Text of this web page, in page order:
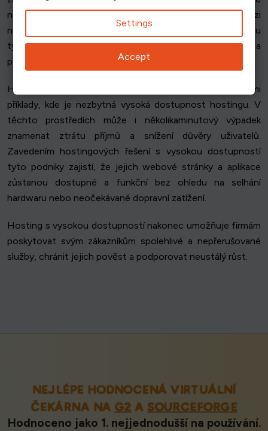
nárůsty uživatelské aktivity. Díky rozdělení provozu mezi
několik serverů a udržování redundantních systémů mohou
tyto platformy poskytovat bezproblémové streamování a
přístup k obsahu, a to i v době největšího využití.
Herní servery a platformy finančních služeb jsou dalšími
příklady, kde je nezbytná vysoká dostupnost hostingu. V
těchto prostředích může i několikaminutový výpadek
znamenat ztrátu příjmů a snížení důvěry uživatelů.
Zavedením hostingových řešení s vysokou dostupností
tyto podniky zajistí, že jejich webové stránky a aplikace
zůstanou dostupné a funkční bez ohledu na selhání
hardwaru nebo neočekávané dopravní zatížení.
Hosting s vysokou dostupností nakonec umožňuje firmám
poskytovat svým zákazníkům spolehlivé a nepřerušované
služby, chránit jejich pověst a podporovat neustálý růst.
NEJLÉPE HODNOCENÁ VIRTUÁLNÍ
ČEKÁRNA NAG2 A SOURCEFORGE
Hodnoceno jako 1. nejjednodušší na používání.
Settings
Accept